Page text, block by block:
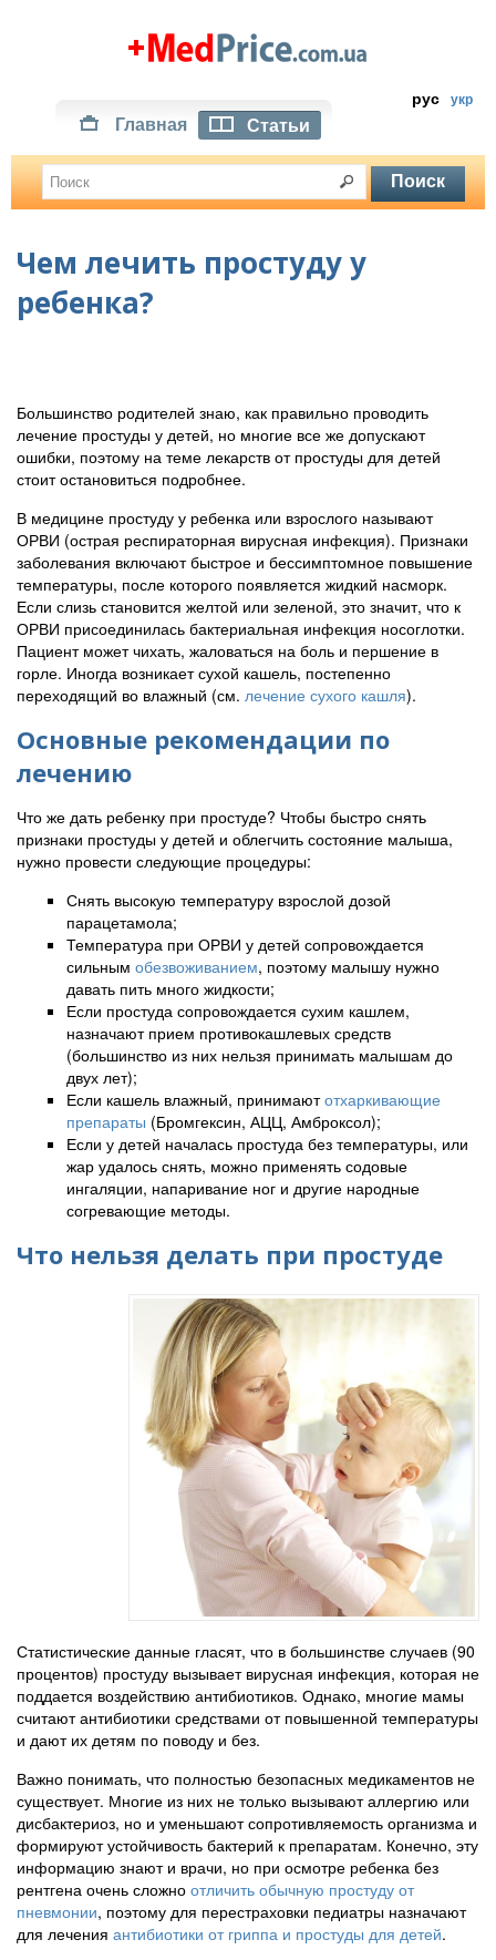
рус укр
Главная Статьи
Чем лечить простуду у
ребенка?
Большинство родителей знаю, как правильно проводить
лечение простуды у детей, но многие все же допускают
ошибки, поэтому на теме лекарств от простуды для детей
стоит остановиться подробнее.
В медицине простуду у ребенка или взрослого называют
ОРВИ (острая респираторная вирусная инфекция). Признаки
заболевания включают быстрое и бессимптомное повышение
температуры, после которого появляется жидкий насморк.
Если слизь становится желтой или зеленой, это значит, что к
ОРВИ присоединилась бактериальная инфекция носоглотки.
Пациент может чихать, жаловаться на боль и першение в
горле. Иногда возникает сухой кашель, постепенно
переходящий во влажный (см. лечение сухого кашля).
Основные рекомендации по
лечению
Что же дать ребенку при простуде? Чтобы быстро снять
признаки простуды у детей и облегчить состояние малыша,
нужно провести следующие процедуры:
Снять высокую температуру взрослой дозой
парацетамола;
Температура при ОРВИ у детей сопровождается
сильным обезвоживанием, поэтому малышу нужно
давать пить много жидкости;
Если простуда сопровождается сухим кашлем,
назначают прием противокашлевых средств
(большинство из них нельзя принимать малышам до
двух лет);
Если кашель влажный, принимаютотхаркивающие
препараты (Бромгексин, АЦЦ, Амброксол);
Если у детей началась простуда без температуры, или
жар удалось снять, можно применять содовые
ингаляции, напаривание ног и другие народные
согревающие методы.
Что нельзя делать при простуде
Статистические данные гласят, что в большинстве случаев (90
процентов) простуду вызывает вирусная инфекция, которая не
поддается воздействию антибиотиков. Однако, многие мамы
считают антибиотики средствами от повышенной температуры
и дают их детям по поводу и без.
Важно понимать, что полностью безопасных медикаментов не
существует. Многие из них не только вызывают аллергию или
дисбактериоз, но и уменьшают сопротивляемость организма и
формируют устойчивость бактерий к препаратам. Конечно, эту
информацию знают и врачи, но при осмотре ребенка без
рентгена очень сложно отличить обычную простуду от
пневмонии, поэтому для перестраховки педиатры назначают
для лечения антибиотики от гриппа и простуды для детей.